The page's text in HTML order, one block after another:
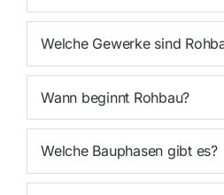
Welche Gewerke sind
Wann beginnt Rohbau?
Welche Bauphasen gibt es?